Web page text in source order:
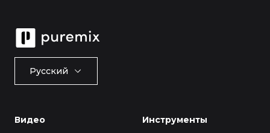
Русский
Видео Инструменты